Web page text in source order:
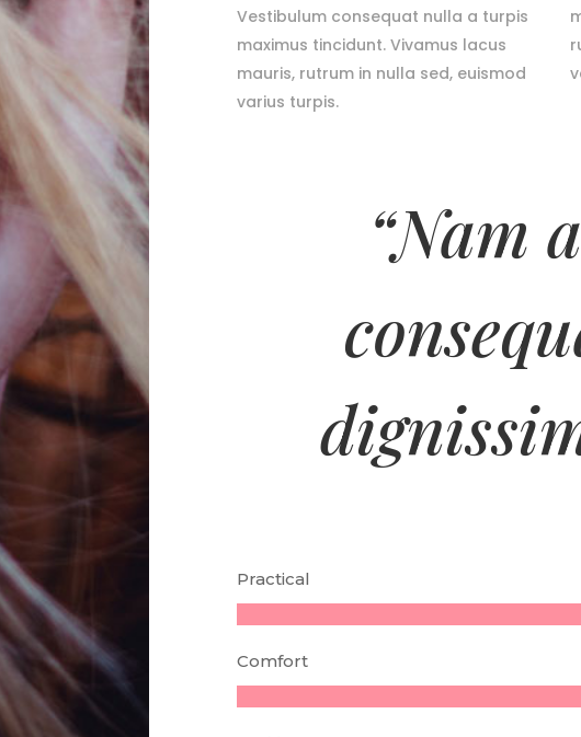
Vestibulum consequat nulla a turpis
maximus tincidunt. Vivamus lacus
mauris, rutrum in nulla sed, euismod
varius turpis.
“Nam
Practical
Comfort